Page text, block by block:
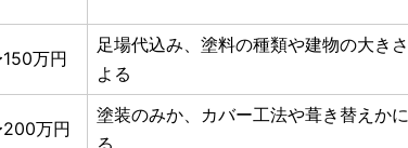
万円
足場代込み、塗料の種類や建物の大き
よる
万円
塗装のみか、カバー工法や葺き替えか
る